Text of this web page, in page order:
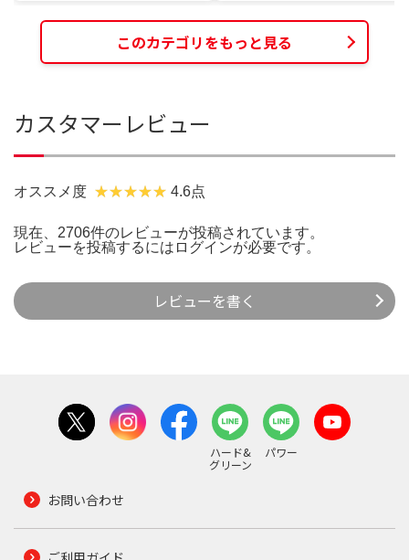
このカテゴリをもっと見る
カスタマーレビュー
オススメ度 4.6点
現在、2706件のレビューが投稿されています。
レビューを投稿するには ログインが必要です。
レビューを書く
ハード&
グリーン
パワー
お問い合わせ